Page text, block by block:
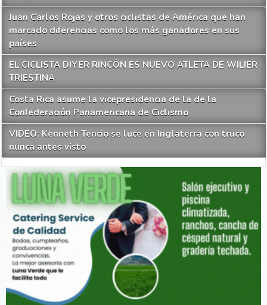
Juan Carlos Rojas y otros ciclistas de América que han
marcado diferencias como los más ganadores en sus
países
EL CICLISTA DIYER RINCÓN ES NUEVO ATLETA DE WILIER
TRIESTINA
Costa Rica asume la vicepresidencia de la de la
Confederación Panamericana de Ciclismo
VIDEO: Kenneth Tencio se luce en Inglaterra con truco
nunca antes visto